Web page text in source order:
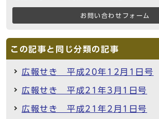
お問い合わせフォーム
この記事と同じ分類の記事
広報せき 平成20年12月1日号
広報せき 平成21年3月1日号
広報せき 平成21年2月1日号